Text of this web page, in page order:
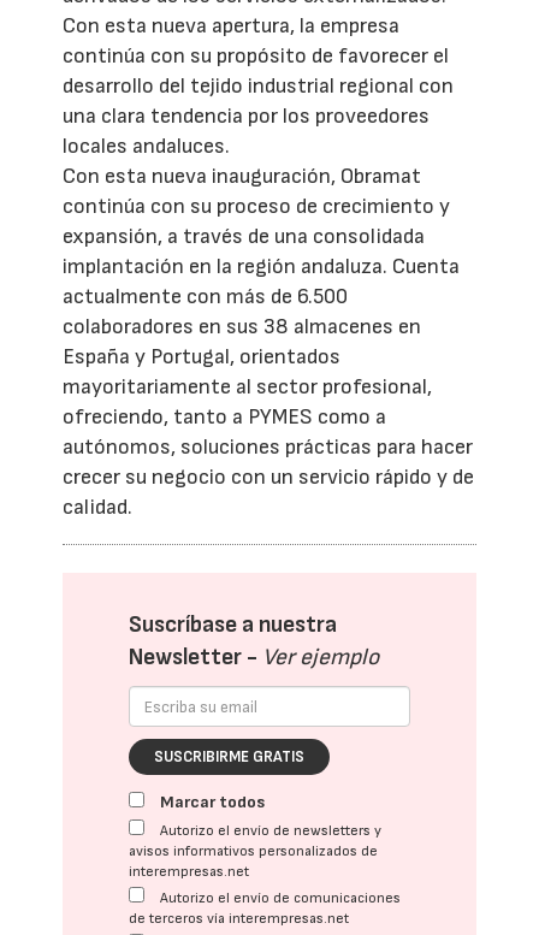
Con esta nueva apertura, la empresa
continúa con su propósito de favorecer el
desarrollo del tejido industrial regional con
una clara tendencia por los proveedores
locales andaluces.
Con esta nueva inauguración, Obramat
continúa con su proceso de crecimiento y
expansión, a través de una consolidada
implantación en la región andaluza. Cuenta
actualmente con más de 6.500
colaboradores en sus 38 almacenes en
España y Portugal, orientados
mayoritariamente al sector profesional,
ofreciendo, tanto a PYMES como a
autónomos, soluciones prácticas para hacer
crecer su negocio con un servicio rápido y de
calidad.
Suscríbase a nuestra
Newsletter - Ver ejemplo
SUSCRIBIRME GRATIS
Marcar todos
Autorizo el envío de newsletters y
avisos informativos personalizados de
interempresas.net
Autorizo el envío de comunicaciones
de terceros vía interempresas.net